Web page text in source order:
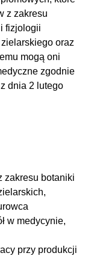
z zakresu
fizjologii
oraz
mogą oni
zgodnie
dnia 2 lutego
zakresu botaniki
w medycynie,
przy produkcji